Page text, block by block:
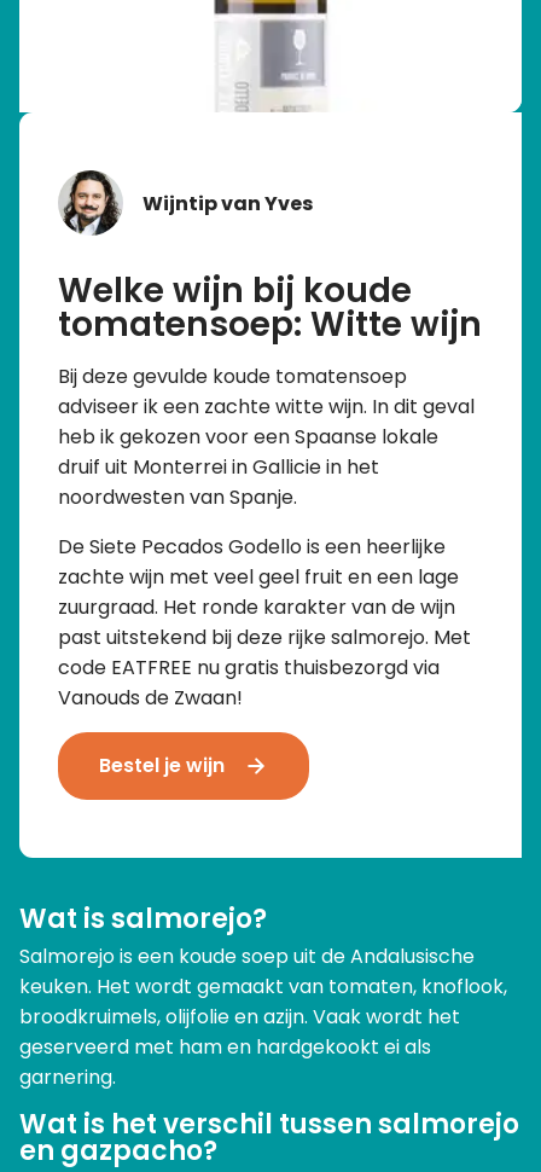
Wijntip van Yves
Welke wijn bij koude
tomatensoep: Witte wijn
Bij deze gevulde koude tomatensoep
adviseer ik een zachte witte wijn. In dit geval
heb ik gekozen voor een Spaanse lokale
druif uit Monterrei in Gallicie in het
noordwesten van Spanje.
De Siete Pecados Godello is een heerlijke
zachte wijn met veel geel fruit en een lage
zuurgraad. Het ronde karakter van de wijn
past uitstekend bij deze rijke salmorejo. Met
code EATFREE nu gratis thuisbezorgd via
Vanouds de Zwaan!
Bestel je wijn
Wat is salmorejo?
Salmorejo is een koude soep uit de Andalusische
keuken. Het wordt gemaakt van tomaten, knoflook,
broodkruimels, olijfolie en azijn. Vaak wordt het
geserveerd met ham en hardgekookt ei als
garnering.
Wat is het verschil tussen salmorejo
en gazpacho?